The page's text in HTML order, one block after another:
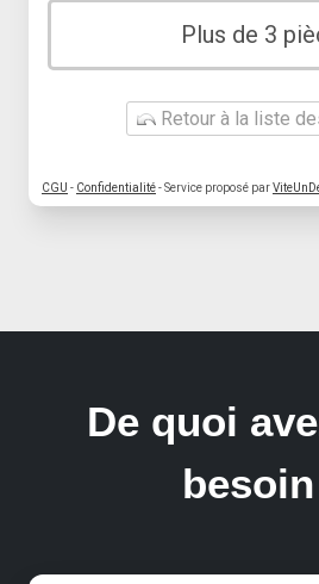
Plus de 3
Retour à la liste
CGU - Confidentialité- Service proposé par
De quoi